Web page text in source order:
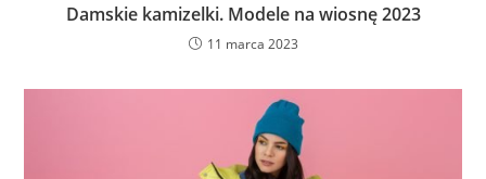
Damskie kamizelki. Modele na wiosnę 2023
11 marca 2023